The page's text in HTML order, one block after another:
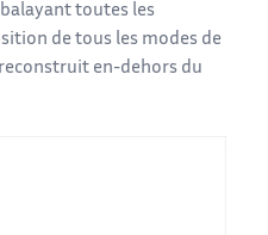
balayant toutes les
de tous les modes de
en-dehors du